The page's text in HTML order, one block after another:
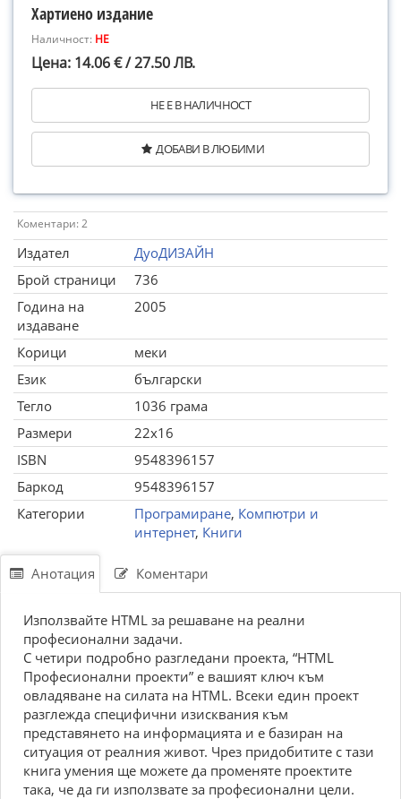
Хартиено издание
Наличност: НЕ
Цена: 14.06 € / 27.50 ЛВ.
НЕ Е В НАЛИЧНОСТ
ДОБАВИ В ЛЮБИМИ
Коментари: 2
Издател
ДуоДИЗАЙН
Брой страници
736
Година на
издаване
2005
Корици
меки
Език
български
Тегло
1036 грама
Размери
22x16
ISBN
9548396157
Баркод
9548396157
Категории
Програмиране, Компютри и
интернет, Книги
Анотация Коментари
Използвайте HTML за решаване на реални
професионални задачи.
С четири подробно разгледани проекта, “HTML
Професионални проекти” е вашият ключ към
овладяване на силата на HTML. Всеки един проект
разглежда специфични изисквания към
представянето на информацията и е базиран на
ситуация от реалния живот. Чрез придобитите с тази
книга умения ще можете да променяте проектите
така, че да ги използвате за професионални цели.